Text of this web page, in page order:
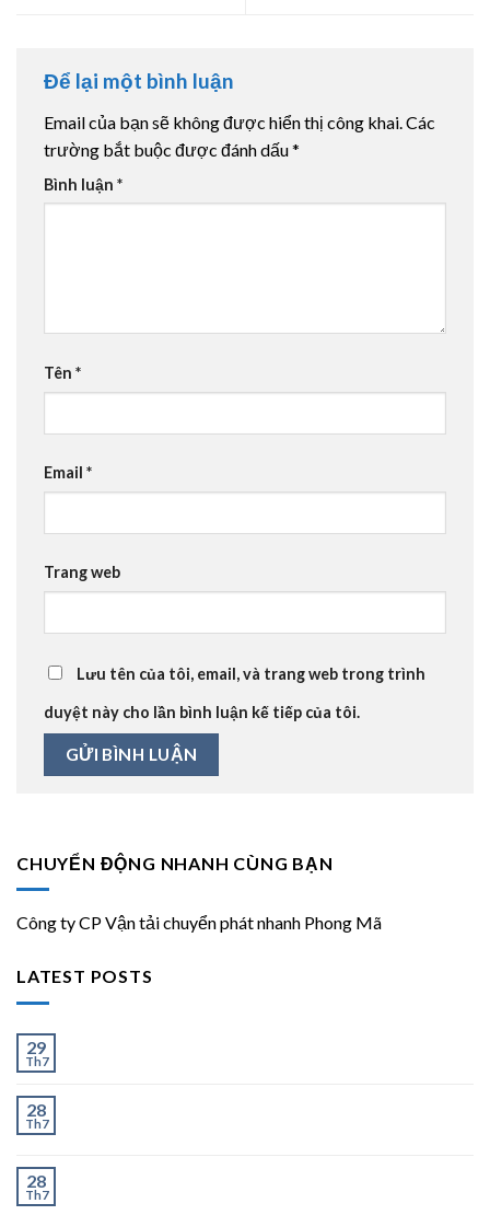
Để lại một bình luận
Email của bạn sẽ không được hiển thị công khai. Các
trường bắt buộc được đánh dấu*
Bình luận *
Tên *
Email *
Trang web
Lưu tên của tôi, email, và trang web trong trình
duyệt này cho lần bình luận kế tiếp của tôi.
CHUYỂN ĐỘNG NHANH CÙNG BẠN
Công ty CP Vận tải chuyển phát nhanh Phong Mã
LATEST POSTS
29
Th7
28
Th7
28
Th7